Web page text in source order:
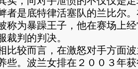
者是底特律活塞队的兰比尔
称为暴躁王子，他在赛场上
裁判的判决。
较而言，在激怒对手方面波
些。波兰女排在２００３年